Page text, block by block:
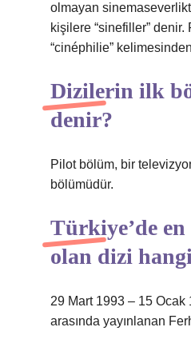
olmayan
kişilere “sinefiller” denir.
“cinéphilie”
Dizilerin ilk
denir?
Pilot bölüm, bir
bölümüdür.
Türkiye’de
olan dizi
29 Mart 1993 – 15 Ocak
arasında yayınlanan